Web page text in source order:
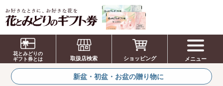
お祝い、お盆、新盆、お彼岸、喪中、お供
え、見舞い、返事、供花、線香贈答におすす
めのギフト
花とみどりの
ギフト券とは
取扱店検索 ショッピング メニュー
新盆・初盆・お盆の贈り物に